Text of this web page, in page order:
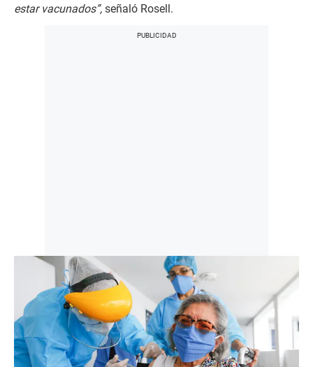
estar vacunados”, señaló Rosell.